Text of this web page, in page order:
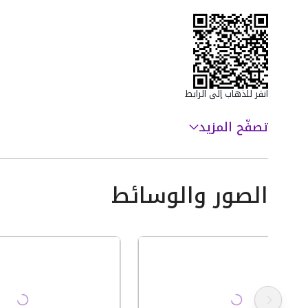
انقر للذهاب إلى الرابط
تصفّح المزيد
الصور والوسائط